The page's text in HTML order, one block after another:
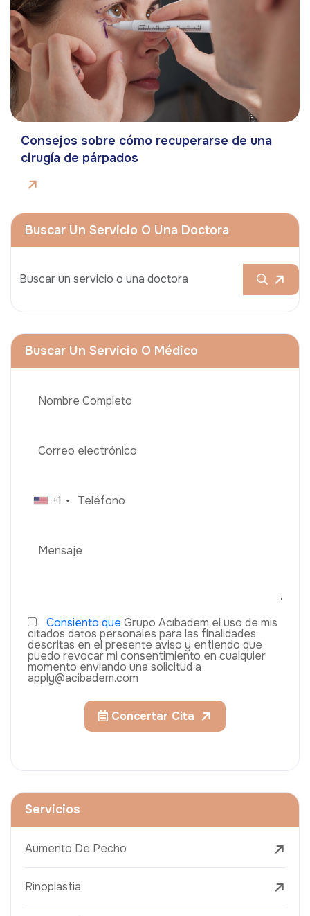
Consejos sobre cómo recuperarse de una
cirugía de párpados
Buscar Un Servicio O Una Doctora
Buscar Un Servicio O Médico
+1
Consiento que Grupo Acıbadem el uso de mis
citados datos personales para las finalidades
descritas en el presente aviso y entiendo que
puedo revocar mi consentimiento en cualquier
momento enviando una solicitud a
apply@acibadem.com
Concertar Cita
Servicios
Aumento De Pecho
Rinoplastia